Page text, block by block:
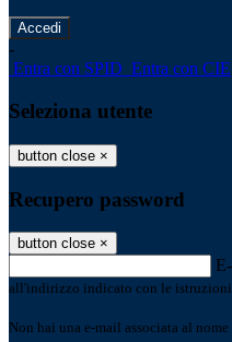
-
Entra con SPID Entra con CIE
Seleziona utente
button close ×
Recupero password
button close ×
all'indirizzo indicato con le istruzioni
Non hai una e-mail associata al